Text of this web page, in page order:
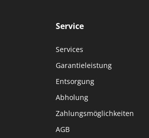
Service
Services
Garantieleistung
Entsorgung
Abholung
Zahlungsmöglichkeiten
AGB